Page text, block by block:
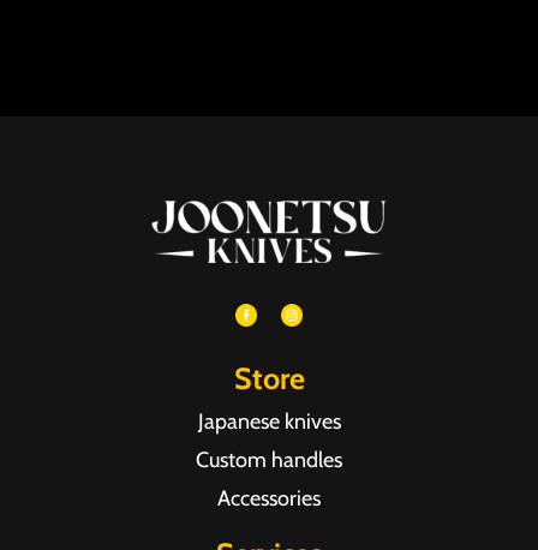
Store
Japanese knives
Custom handles
Accessories